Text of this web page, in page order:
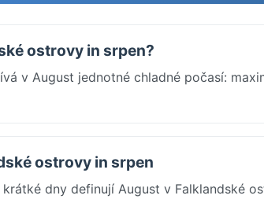
ostrovy in srpen?
v August jednotné chladné počasí:
ostrovy in srpen
dny definují August v Falklandské